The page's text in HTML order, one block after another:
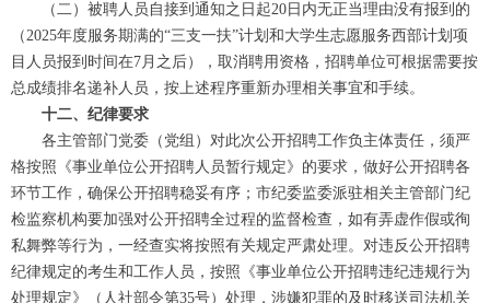
（二）被聘人员自接到通知之日起20日内无正当理由没有报到的
（2025年度服务期满的“三支一扶”计划和大学生志愿服务西部计划项
目人员报到时间在7月之后），取消聘用资格，招聘单位可根据需要按
总成绩排名递补人员，按上述程序重新办理相关事宜和手续。
十二、纪律要求
各主管部门党委（党组）对此次公开招聘工作负主体责任，须严
格按照《事业单位公开招聘人员暂行规定》的要求，做好公开招聘各
环节工作，确保公开招聘稳妥有序；市纪委监委派驻相关主管部门纪
检监察机构要加强对公开招聘全过程的监督检查，如有弄虚作假或徇
私舞弊等行为，一经查实将按照有关规定严肃处理。对违反公开招聘
纪律规定的考生和工作人员，按照《事业单位公开招聘违纪违规行为
处理规定》（人社部令第35号）处理，涉嫌犯罪的及时移送司法机关